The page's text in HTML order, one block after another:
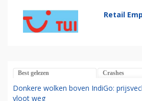
Retail
Best gelezen Crashes
Donkere wolken boven IndiGo:
vloot weg